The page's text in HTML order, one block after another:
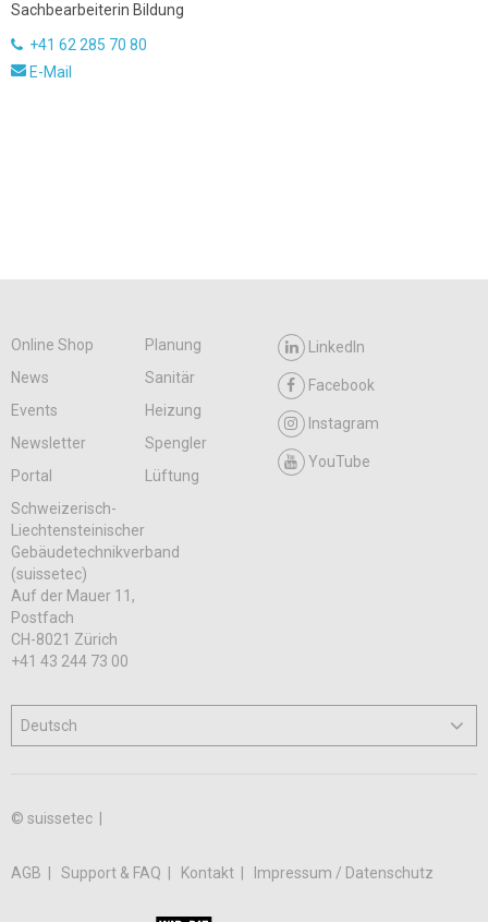
Sachbearbeiterin Bildung
+41 62 285 70 80
E-Mail
Online Shop
Planung
News
Sanitär
Events
Heizung
Newsletter
Spengler
Portal
Lüftung
LinkedIn
Facebook
Instagram
YouTube
Schweizerisch-
Liechtensteinischer
Gebäudetechnikverband
(suissetec)
Auf der Mauer 11,
Postfach
CH-8021 Zürich
+41 43 244 73 00
© suissetec |
AGB Support & FAQ Kontakt Impressum / Datenschutz